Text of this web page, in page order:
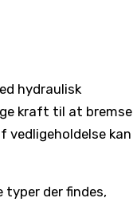
hydraulisk
kraft til at bremse
vedligeholdelse kan
typer der findes,